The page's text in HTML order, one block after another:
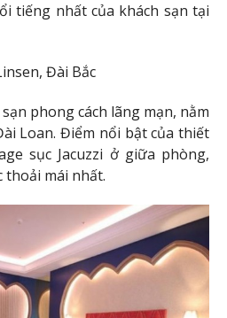
tiếng nhất của khách sạn tại
Đài Bắc
phong cách lãng mạn, nằm
Loan. Điểm nổi bật của thiết
sục Jacuzzi ở giữa phòng,
thoải mái nhất.